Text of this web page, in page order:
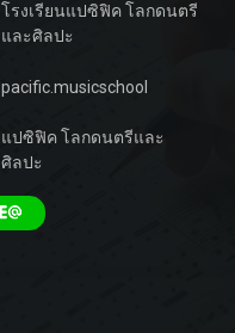
โรงเรียนแปซิฟิค โลกดนตรี
และศิลปะ
pacific.musicschool
แปซิฟิค โลกดนตรีและ
ศิลปะ